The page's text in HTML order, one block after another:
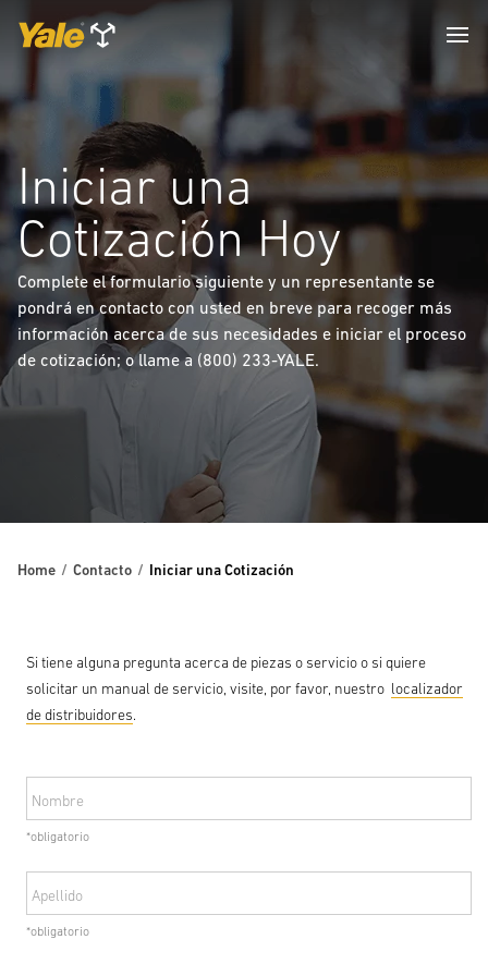
Iniciar una
Cotización Hoy
Complete el formulario siguiente y un representante se
pondrá en contacto con usted en breve para recoger más
información acerca de sus necesidades e iniciar el proceso
de cotización; o llame a (800) 233-YALE.
Home Contacto Iniciar una Cotización
Si tiene alguna pregunta acerca de piezas o servicio o si quiere
solicitar un manual de servicio, visite, por favor, nuestro localizador
de distribuidores.
Nombre
*obligatorio
Apellido
*obligatorio